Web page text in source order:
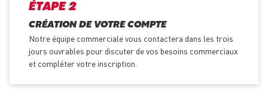
ÉTAPE 2
CRÉATION DE VOTRE COMPTE
Notre équipe commerciale vous contactera dans les trois
jours ouvrables pour discuter de vos besoins commerciaux
et compléter votre inscription.